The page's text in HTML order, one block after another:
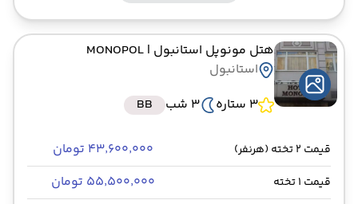
هتل مونوپل استانبول | MONOPOL
استانبول
3 ستاره
3 شب BB
قیمت 2 تخته (هرنفر) ۴۳٬۶۰۰٬۰۰۰ تومان
قیمت 1 تخته ۵۵٬۵۰۰٬۰۰۰ تومان